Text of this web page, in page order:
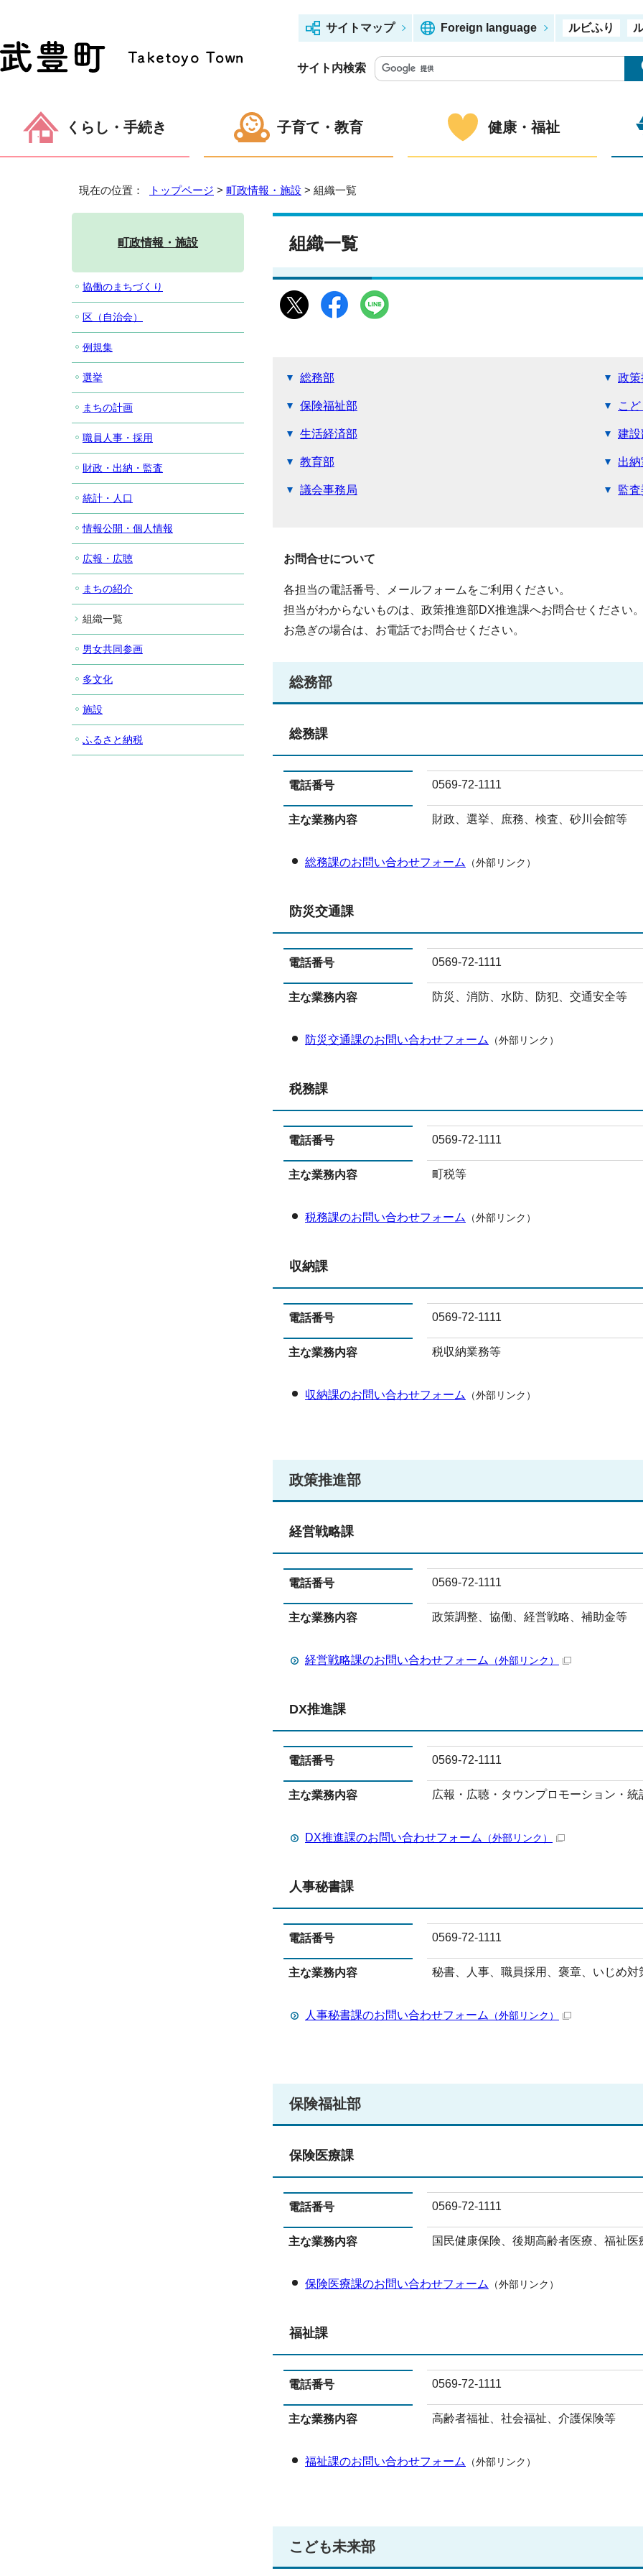
サイトマップ Foreign language ルビふり
サイト内検索
くらし・手続き 子育て・教育 健康・福祉
現在の位置： トップページ > 町政情報・施設 > 組織一覧
組織一覧
総務部 政
保険福祉部 こ
生活経済部 建設
教育部 出
議会事務局 監
お問合せについて
各担当の電話番号、メールフォームをご利用ください。
担当がわからないものは、政策推進部DX推進課へお問合せください
お急ぎの場合は、お電話でお問合せください。
総務部
総務課
電話番号 0569-72-1111
主な業務内容 財政、選挙、庶務、検査、砂川会館等
総務課のお問い合わせフォーム （外部リンク）
防災交通課
電話番号 0569-72-1111
主な業務内容 防災、消防、水防、防犯、交通安全等
防災交通課のお問い合わせフォーム （外部リンク）
税務課
電話番号 0569-72-1111
主な業務内容 町税等
税務課のお問い合わせフォーム （外部リンク）
収納課
電話番号 0569-72-1111
主な業務内容 税収納業務等
収納課のお問い合わせフォーム （外部リンク）
政策推進部
経営戦略課
電話番号 0569-72-1111
主な業務内容 政策調整、協働、経営戦略、補助金等
経営戦略課のお問い合わせフォーム （外部リンク）
DX推進課
電話番号 0569-72-1111
主な業務内容 広報・広聴・タウンプロモーション・統
DX推進課のお問い合わせフォーム （外部リンク）
人事秘書課
電話番号 0569-72-1111
主な業務内容 秘書、人事、職員採用、褒章、いじめ対
人事秘書課のお問い合わせフォーム （外部リンク）
保険福祉部
保険医療課
電話番号 0569-72-1111
主な業務内容 国民健康保険、後期高齢者医療、福祉医
保険医療課のお問い合わせフォーム （外部リンク）
福祉課
電話番号 0569-72-1111
主な業務内容 高齢者福祉、社会福祉、介護保険等
福祉課のお問い合わせフォーム （外部リンク）
こども未来部
町政情報・施設
協働のまちづくり
区（自治会）
例規集
選挙
まちの計画
職員人事・採用
財政・出納・監査
統計・人口
情報公開・個人情報
広報・広聴
まちの紹介
組織一覧
男女共同参画
多文化
施設
ふるさと納税